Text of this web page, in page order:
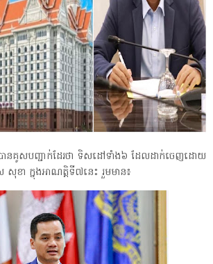
គូសបញ្ជាក់ដែរថា ទិសដៅទាំង៦ ដែលដាក់ចេញដោយ
ខា ក្នុងអាណត្តិទី៧នេះ រួមមាន៖